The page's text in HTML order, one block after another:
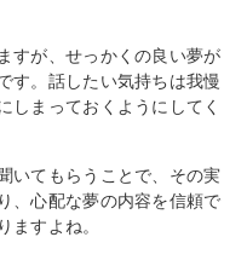
すが、せっかくの良い夢が
す。話したい気持ちは我慢
しまっておくようにしてく
いてもらうことで、その実
、心配な夢の内容を信頼で
ますよね。